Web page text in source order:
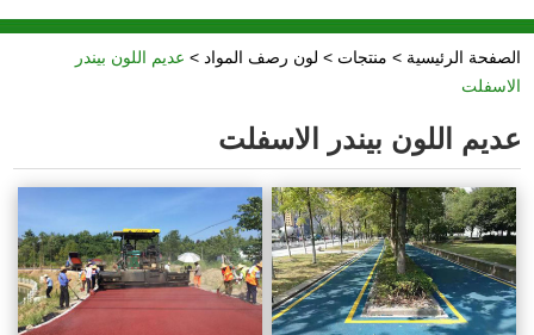
الصفحة الرئيسية > منتجات > لون رصف المواد > عديم اللون بيندر
الاسفلت
عديم اللون بيندر الاسفلت